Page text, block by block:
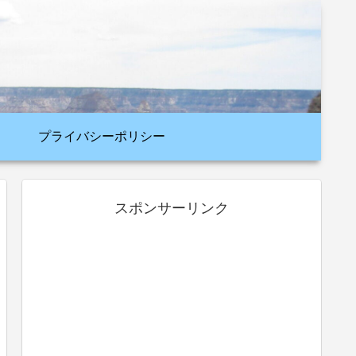
プライバシーポリシー
スポンサーリンク